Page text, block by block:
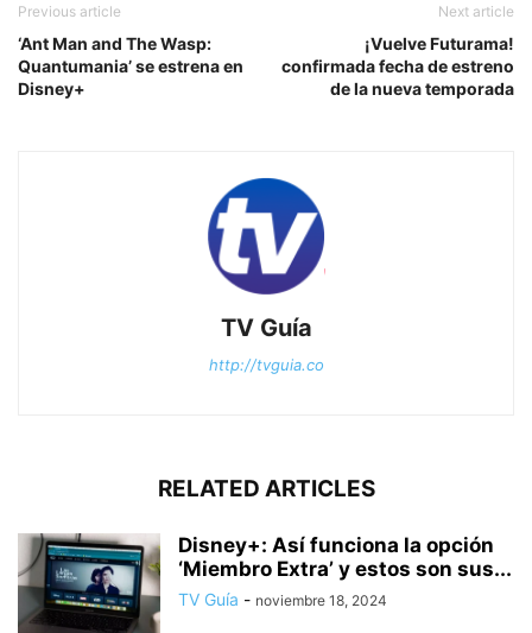
Previous article
‘Ant Man and The Wasp:
Quantumania’ se estrena en
Disney+
Next article
¡Vuelve Futurama!
confirmada fecha de estreno
de la nueva temporada
TV Guía
http://tvguia.co
RELATED ARTICLES
Disney+: Así funciona la opción
‘Miembro Extra’ y estos son sus...
TV Guía - noviembre 18, 2024